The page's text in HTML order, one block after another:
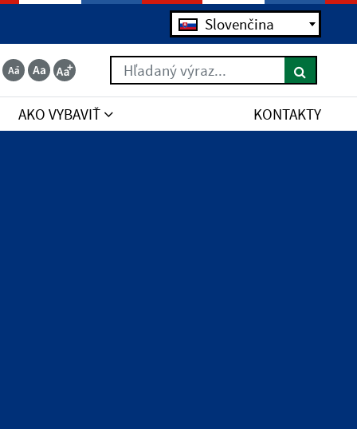
Slovenčina
Hľadaný výraz...
AKO VYBAVIŤ KONTAKTY